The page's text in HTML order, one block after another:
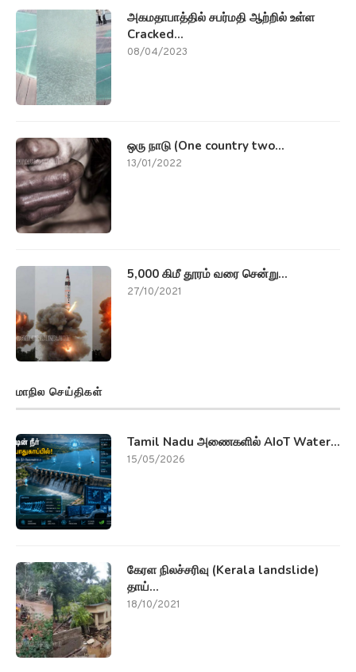
அகமதாபாத்தில் சபர்மதி ஆற்றில் உள்ள
Cracked...
08/04/2023
ஒரு நாடு (One country two...
13/01/2022
5,000 கிமீ தூரம் வரை சென்று...
27/10/2021
மாநில செய்திகள்
Tamil Nadu அணைகளில் AIoT Water...
15/05/2026
கேரள நிலச்சரிவு (Kerala landslide)
தாய்...
18/10/2021